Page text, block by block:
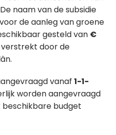
naam van de subsidie
de aanleg van groene
gesteld van €
door de
vanaf 1-1-
worden aangevraagd
beschikbare budget